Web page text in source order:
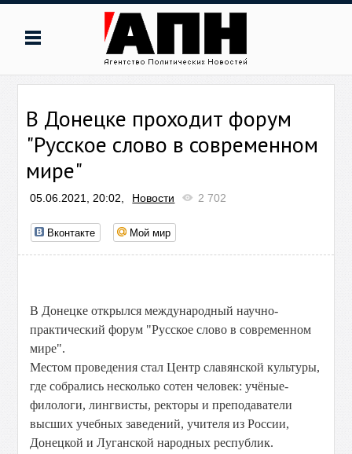
В Донецке проходит форум
"Русское слово в современном
мире"
05.06.2021, 20:02, Новости 2 702
Вконтакте Мой мир
В Донецке открылся международный научно-
практический форум "Русское слово в современном
мире".
Местом проведения стал Центр славянской культуры,
где собрались несколько сотен человек: учёные-
филологи, лингвисты, ректоры и преподаватели
высших учебных заведений, учителя из России,
Донецкой и Луганской народных республик.